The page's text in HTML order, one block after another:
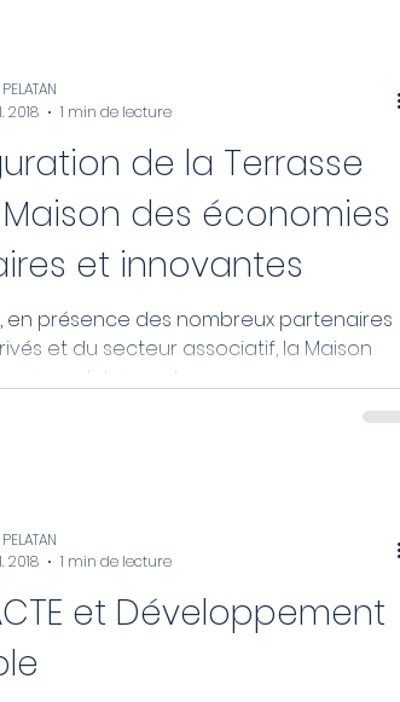
de la Terrasse
des économies
et innovantes
en présence des nombreux partenaires
et du secteur associatif, la Maison
solidaires et...
2018
1 min de lecture
et Développement
2018
1 min de lecture